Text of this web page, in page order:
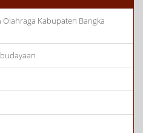
Kabupaten Bangka